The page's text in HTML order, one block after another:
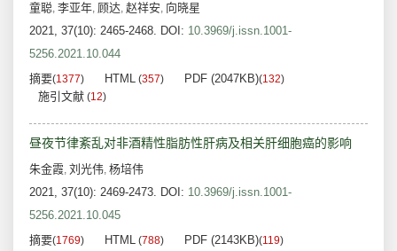
童聪, 李亚年, 顾达, 赵祥安, 向晓星
2021, 37(10): 2465-2468. DOI: 10.3969/j.issn.1001-
5256.2021.10.044
摘要(1377) HTML (357) PDF (2047KB)(132)
施引文献 (12)
昼夜节律紊乱对非酒精性脂肪性肝病及相关肝细胞癌的影响
朱金霞, 刘光伟, 杨培伟
2021, 37(10): 2469-2473. DOI: 10.3969/j.issn.1001-
5256.2021.10.045
摘要(1769) HTML (788) PDF (2143KB)(119)